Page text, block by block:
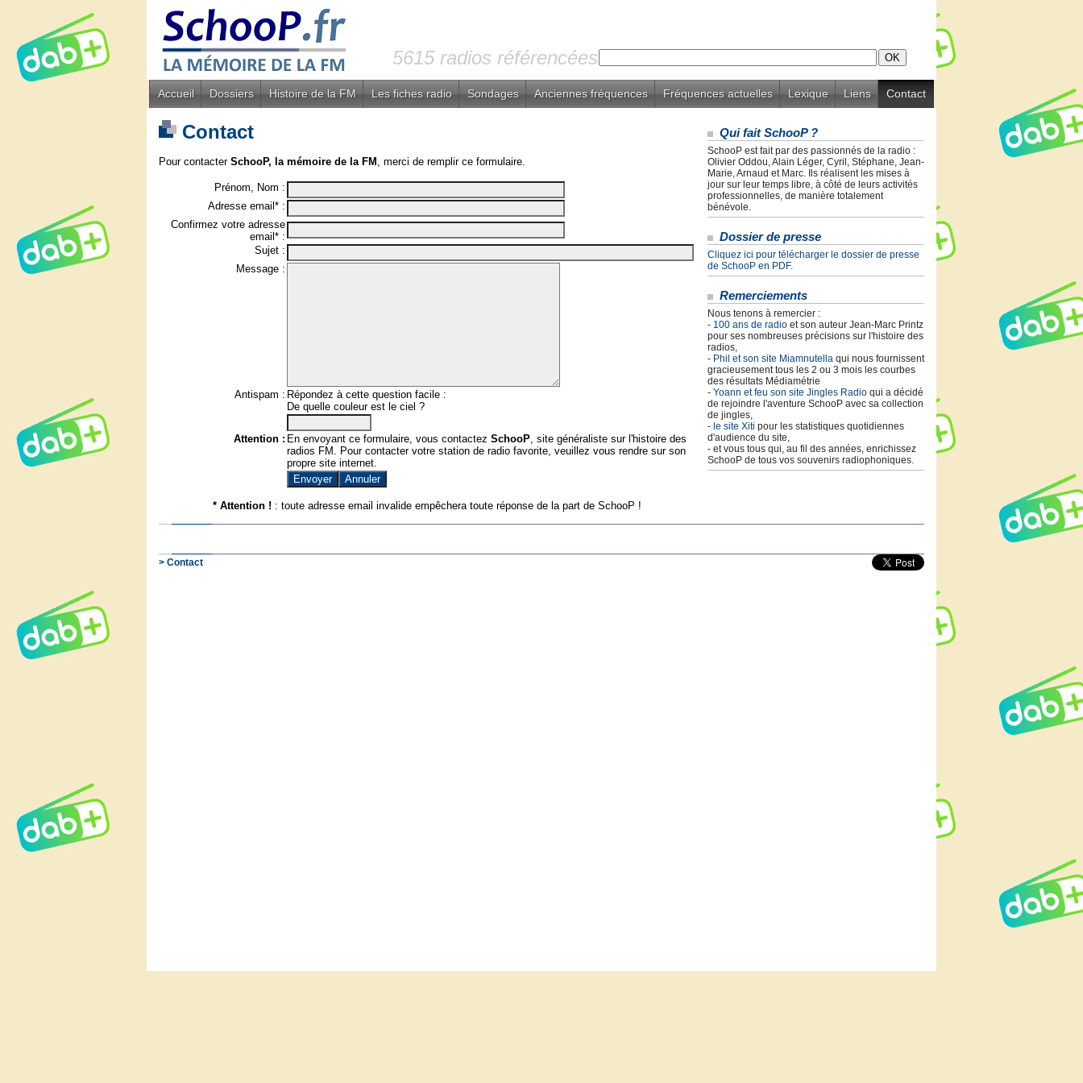
5615 radios référencées
Accueil Dossiers Histoire de la FM Les fiches radio Sondages Anciennes fréquences Fréquences actuelles Lexique Liens Contact
Contact
Pour contacter SchooP, la mémoire de la FM , merci de remplir ce formulaire.
Prénom, Nom :
Adresse email* :
Confirmez votre adresse
email* :
Sujet :
Message :
Antispam : Répondez à cette question facile :
De quelle couleur est le ciel ?
Attention : En envoyant ce formulaire, vous contactez SchooP, site généraliste sur l'histoire des
radios FM. Pour contacter votre station de radio favorite, veuillez vous rendre sur son
propre site internet.
* Attention ! : toute adresse email invalide empêchera toute réponse de la part de SchooP !
Qui fait SchooP ?
SchooP est fait par des passionnés de la radio :
Olivier Oddou, Alain Léger, Cyril, Stéphane, Jean-
Marie, Arnaud et Marc. Ils réalisent les mises à
jour sur leur temps libre, à côté de leurs activités
professionnelles, de manière totalement
bénévole.
Dossier de presse
Cliquez ici pour télécharger le dossier de presse
de SchooP en PDF.
Remerciements
Nous tenons à remercier :
- 100 ans de radio et son auteur Jean-Marc Printz
pour ses nombreuses précisions sur l'histoire des
radios,
- Phil et son site Miamnutella qui nous fournissent
gracieusement tous les 2 ou 3 mois les courbes
des résultats Médiamétrie
- Yoann et feu son site Jingles Radio qui a décidé
de rejoindre l'aventure SchooP avec sa collection
de jingles,
- le site Xiti pour les statistiques quotidiennes
d'audience du site,
- et vous tous qui, au fil des années, enrichissez
SchooP de tous vos souvenirs radiophoniques.
> Contact